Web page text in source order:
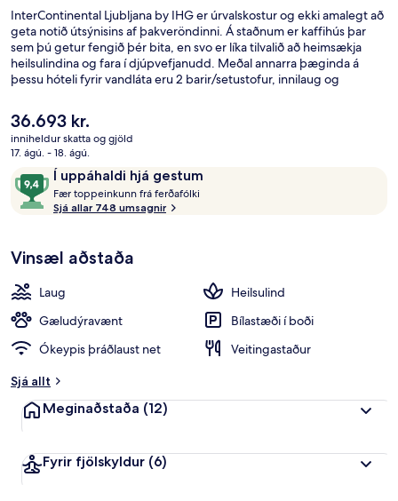
InterContinental Ljubljana by IHG er úrvalskostur og ekki amalegt að
geta notið útsýnisins af þakveröndinni. Á staðnum er kaffihús þar
sem þú getur fengið þér bita, en svo er líka tilvalið að heimsækja
heilsulindina og fara í djúpvefjanudd. Meðal annarra þæginda á
þessu hóteli fyrir vandláta eru 2 barir/setustofur, innilaug og
mjög ánægðir en meðal þess sem þeir nefna sem sérstaka kosti eru
hjálpsamt starfsfólk og góð staðsetning.
Núverandi
verð
er
36.693 kr.
36.693 kr.
inniheldur skatta og gjöld
17. ágú. - 18. ágú.
UmsagnirÍ uppáhaldi hjá gestum
9,4
af
10,
uppáhaldi
hjá
gestum
Fær toppeinkunn frá ferðafólki
p
p
e
n
n
Sjá allar 748 umsagnir
Vinsæl aðstaða
Laug
Heilsulind
Gæludýravænt
Bílastæði í boði
Ókeypis þráðlaust net
Veitingastaður
Sjá allt
Meginaðstaða (12)
Fyrir fjölskyldur (6)